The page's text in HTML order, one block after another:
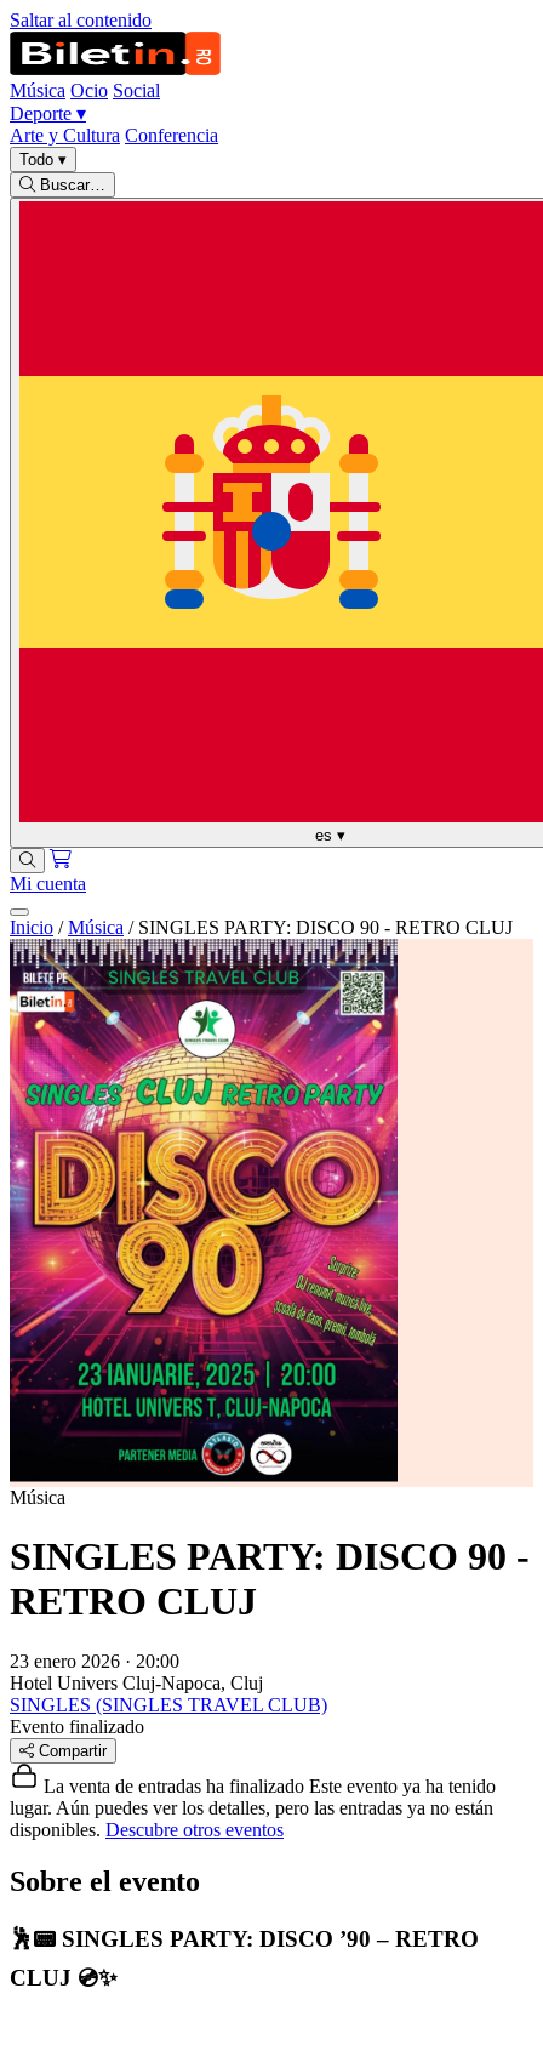
Saltar al contenido
Música Ocio Social
Deporte ▾
Arte y Cultura Conferencia
Todo ▾
Buscar…
es ▾
Mi cuenta
Inicio / Música / SINGLES PARTY: DISCO 90 - RETRO CLUJ
Música
SINGLES PARTY: DISCO 90 -
RETRO CLUJ
23 enero 2026 · 20:00
Hotel Univers Cluj-Napoca, Cluj
SINGLES (SINGLES TRAVEL CLUB)
Evento finalizado
Compartir
La venta de entradas ha finalizado Este evento ya ha tenido
lugar. Aún puedes ver los detalles, pero las entradas ya no están
disponibles. Descubre otros eventos
Sobre el evento
🕺📟 SINGLES PARTY: DISCO ’90 – RETRO
CLUJ 💿✨